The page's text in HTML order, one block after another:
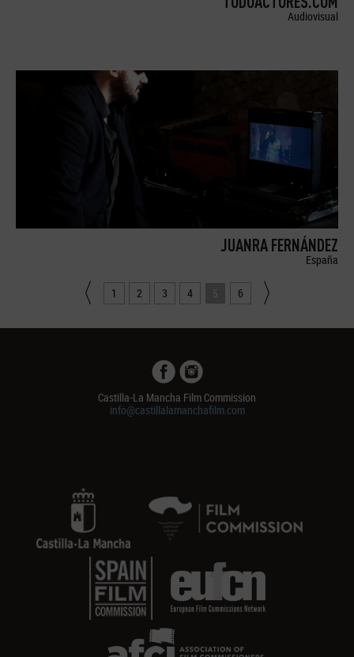
Audiovisual
JUANRA FERNÁNDEZ
España
1 2 3 4 5 6
Castilla-La Mancha Film Commission
info@castillalamanchafilm.com